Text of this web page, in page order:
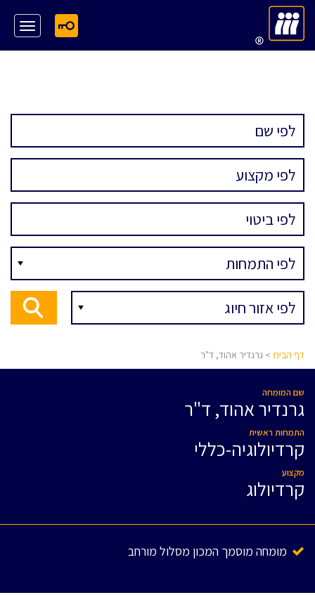
דף הבית > גרנדיר אהוד, ד"ר
שם המומחה
גרנדיר אהוד, ד"ר
התמחות ראשית
קרדיולוגיה-כללי
מקצוע
קרדיולוג
מומחה מוסמך המכון מסלול מורחב